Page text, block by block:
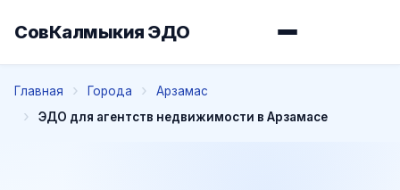
СовКалмыкия ЭДО
Главная Города
Арзамас
ЭДО для агентств недвижимости в Арзамасе